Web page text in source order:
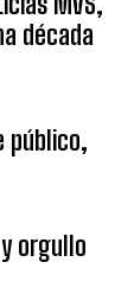
década
público,
orgullo